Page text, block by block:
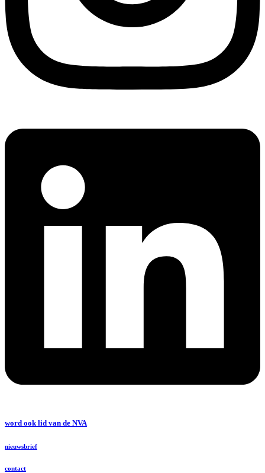
word ook lid van de NVA
nieuwsbrief
contact